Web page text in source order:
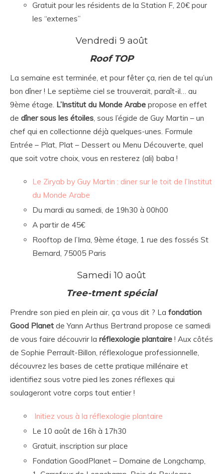
Gratuit pour les résidents de la Station F, 20€ pour
les “externes”
Vendredi 9 août
Roof TOP
La semaine est terminée, et pour fêter ça, rien de tel qu’un
bon dîner ! Le septième ciel se trouverait, paraît-il… au
9ème étage. L’Institut du Monde Arabe propose en effet
de dîner sous les étoiles, sous l’égide de Guy Martin – un
chef qui en collectionne déjà quelques-unes. Formule
Entrée – Plat, Plat – Dessert ou Menu Découverte, quel
que soit votre choix, vous en resterez (ali) baba !
Le Ziryab by Guy Martin : diner sur le toit de l’Institut
du Monde Arabe
Du mardi au samedi, de 19h30 à 00h00
A partir de 45€
Rooftop de l’Ima, 9ème étage, 1 rue des fossés St
Bernard, 75005 Paris
Samedi 10 août
Tree-tment spécial
Prendre son pied en plein air, ça vous dit ? La fondation
Good Planet de Yann Arthus Bertrand propose ce samedi
de vous faire découvrir la réflexologie plantaire ! Aux côtés
de Sophie Perrault-Billon, réflexologue professionnelle,
découvrez les bases de cette pratique millénaire et
identifiez sous votre pied les zones réflexes qui
soulageront votre corps tout entier !
Initiez vous à la réflexologie plantaire
Le 10 août de 16h à 17h30
Gratuit, inscription sur place
Fondation GoodPlanet – Domaine de Longchamp,